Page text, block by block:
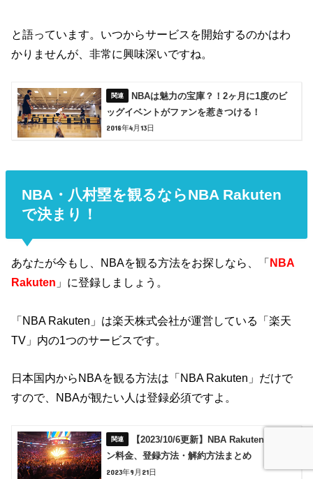
と語っています。いつからサービスを開始するのかはわ
かりませんが、非常に興味深いですね。
NBAは魅力の宝庫？！2ヶ月に1度のビ
ッグイベントがファンを惹きつける！
2018年4月13日
NBA・八村塁を観るならNBA Rakuten
で決まり！
あなたが今もし、NBAを観る方法をお探しなら、「NBA
Rakuten 」に登録しましょう。
「NBA Rakuten」は楽天株式会社が運営している「楽天
TV」内の1つのサービスです。
日本国内からNBAを観る方法は「NBA Rakuten」だけで
すので、NBAが観たい人は登録必須ですよ。
【2023/10/6更新】NBA Rakutenのプラ
ン料金、登録方法・解約方法まとめ
2023年9月21日